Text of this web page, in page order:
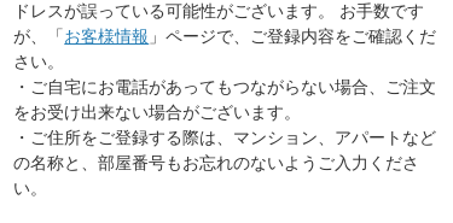
ドレスが誤っている可能性がございます。 お手数です
が、「お客様情報 」ページで、ご登録内容をご確認くだ
さい。
・ご自宅にお電話があってもつながらない場合、ご注文
をお受け出来ない場合がございます。
・ご住所をご登録する際は、マンション、アパートなど
の名称と、部屋番号もお忘れのないようご入力くださ
い。